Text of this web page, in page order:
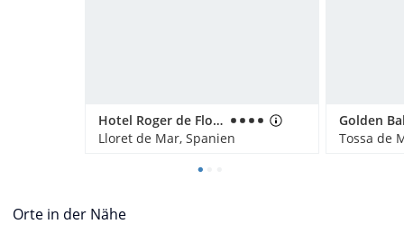
Hotel Roger de Flor Seleqtta
Lloret de Mar, Spanien
Tossa de
Orte in der Nähe